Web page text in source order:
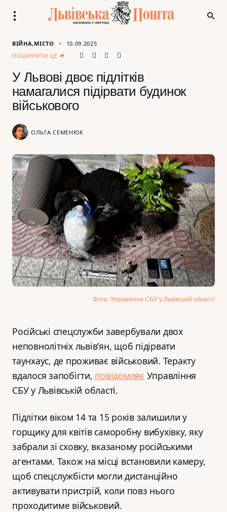
ВІЙНА МІСТО
10.09.2025
ПОШИРИТИ ЦЕ
У Львові двоє підлітків
намагалися підірвати будинок
військового
ОЛЬГА СЕМЕНЮК
Фото: Управління СБУ у Львівській області
Російські спецслужби завербували двох
неповнолітніх львів’ян, щоб підірвати
таунхаус, де проживає військовий. Теракту
вдалося запобігти, повідомляє Управління
СБУ у Львівській області.
Підлітки віком 14 та 15 років залишили у
горщику для квітів саморобну вибухівку, яку
забрали зі сховку, вказаному російськими
агентами. Також на місці встановили камеру,
щоб спецслужбісти могли дистанційно
активувати пристрій, коли повз нього
проходитиме військовий.